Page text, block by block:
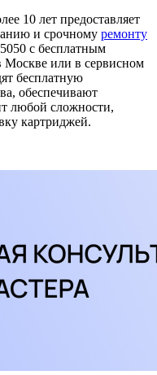
10 лет предоставляет
и срочному ремонту
с бесплатным
Москве или в сервисном
бесплатную
обеспечивают
любой сложности,
картриджей.